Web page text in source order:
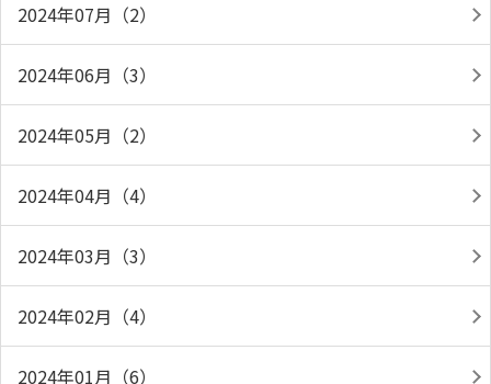
2024年07月（2）
2024年06月（3）
2024年05月（2）
2024年04月（4）
2024年03月（3）
2024年02月（4）
2024年01月（6）